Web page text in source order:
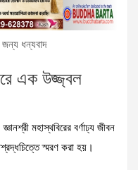
জন্য ধন্যবাদ
এক উজ্জ্বল
মহাস্থবিরের বর্ণাঢ্য জীবন
স্মরণ করা হয়।